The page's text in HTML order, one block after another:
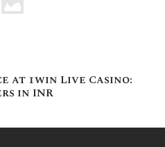
1win Live Casino:
in INR